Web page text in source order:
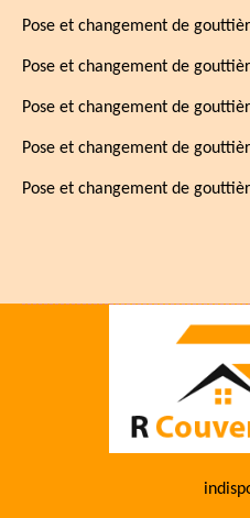
Pose et changement de
Pose et changement de
Pose et changement de
Pose et changement de
Pose et changement de